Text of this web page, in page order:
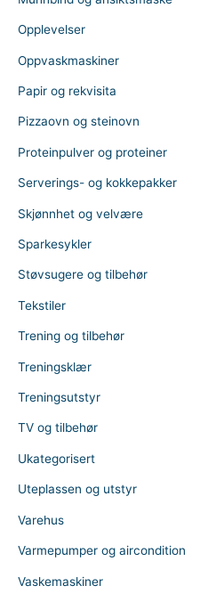
Opplevelser
Oppvaskmaskiner
Papir og rekvisita
Pizzaovn og steinovn
Proteinpulver og proteiner
Serverings- og kokkepakker
Skjønnhet og velvære
Sparkesykler
Støvsugere og tilbehør
Tekstiler
Trening og tilbehør
Treningsklær
Treningsutstyr
TV og tilbehør
Ukategorisert
Uteplassen og utstyr
Varehus
Varmepumper og aircondition
Vaskemaskiner